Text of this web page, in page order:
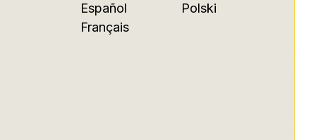
Español
Français
Polski